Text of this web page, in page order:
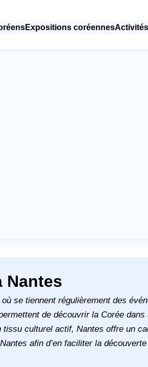
Expositions coréennes
Nantes
se tiennent régulièrement des
de découvrir la Corée
culturel actif, Nantes offre un
afin d’en faciliter la